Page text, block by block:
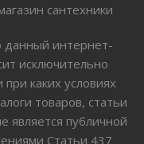
сантехники
интернет-
исключительно
каких условиях
товаров, статьи
является публичной
Статьи 437